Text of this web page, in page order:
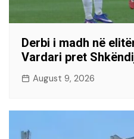
Derbi i madh në
Vardari pret
August 9, 2026